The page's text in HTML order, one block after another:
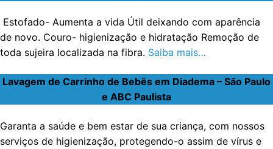
Estofado- Aumenta a vida Útil deixando com aparência
de novo. Couro- higienização e hidratação Remoção de
toda sujeira localizada na fibra. Saiba mais…
Lavagem de Carrinho de Bebês em Diadema – São Paulo
e ABC Paulista
Garanta a saúde e bem estar de sua criança, com nossos
serviços de higienização, protegendo-o assim de vírus e